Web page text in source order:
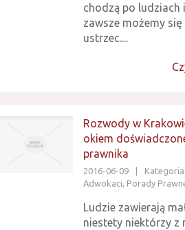
chodzą po ludziach
zawsze możemy
ustrzec....
Rozwody w
okiem
prawnika
2016-06-09
Adwokaci, Porady
Ludzie zawierają
niestety niektórzy z